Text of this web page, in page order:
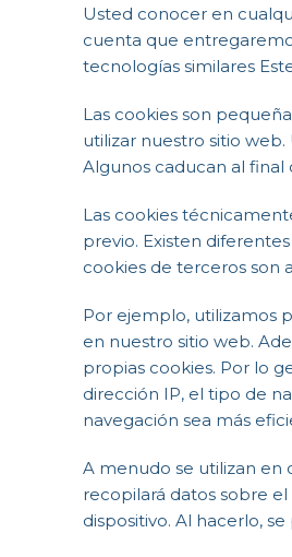
Usted conocer en
cuenta que
tecnologías similares
Las cookies son
utilizar nuestro sitio
Algunos caducan al final
Las cookies
previo. Existen
cookies de terceros son
Por ejemplo, utilizamos
en nuestro sitio web.
propias cookies. Por lo
dirección IP, el tipo de
navegación sea más
A menudo se utilizan en
recopilará datos sobre
dispositivo. Al hacerlo,